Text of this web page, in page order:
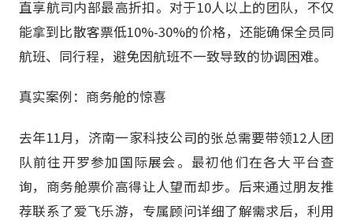
直享航司内部最高折扣。对于10人以上的团队，不仅
能拿到比散客票低10%-30%的价格，还能确保全员同
航班、同行程，避免因航班不一致导致的协调困难。
真实案例：商务舱的惊喜
去年11月，济南一家科技公司的张总需要带领12人团
队前往开罗参加国际展会。最初他们在各大平台查
询，商务舱票价高得让人望而却步。后来通过朋友推
荐联系了爱飞乐游，专属顾问详细了解需求后，利用